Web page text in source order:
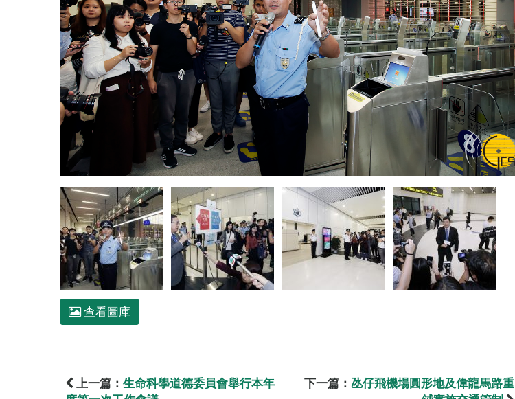
查看圖庫
上一篇： 生命科學道德委員會舉行本年
下一篇： 氹仔飛機場圓形地及偉龍馬路重